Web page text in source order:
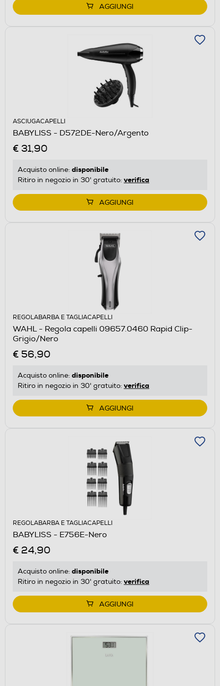
AGGIUNGI
ASCIUGACAPELLI
BABYLISS - D572DE-Nero/Argento
€ 31,90
Acquisto online: disponibile
Ritiro in negozio in 30' gratuito: verifica
AGGIUNGI
REGOLABARBA E TAGLIACAPELLI
WAHL - Regola capelli 09657.0460 Rapid Clip-
Grigio/Nero
€ 56,90
Acquisto online: disponibile
Ritiro in negozio in 30' gratuito: verifica
AGGIUNGI
REGOLABARBA E TAGLIACAPELLI
BABYLISS - E756E-Nero
€ 24,90
Acquisto online: disponibile
Ritiro in negozio in 30' gratuito: verifica
AGGIUNGI